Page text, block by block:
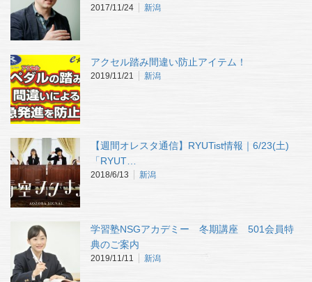
2017/11/24 新潟
アクセル踏み間違い防止アイテム！
2019/11/21 新潟
【週間オレスタ通信】RYUTist情報｜6/23(土)
「RYUT…
2018/6/13 新潟
学習塾NSGアカデミー 冬期講座 501会員特
典のご案内
2019/11/11 新潟